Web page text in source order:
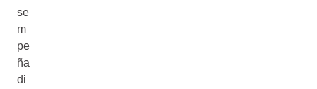
se
m
pe
ña
di